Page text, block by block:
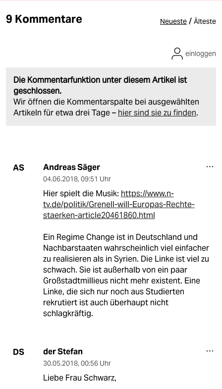
9 Kommentare Neueste / Älteste
Die Kommentarfunktion unter diesem Artikel ist
geschlossen.
Wir öffnen die Kommentarspalte bei ausgewählten
Artikeln für etwa drei Tage – hier sind sie zu finden.
einloggen
AS Andreas Säger
04.06.2018, 09:51 Uhr
Hier spielt die Musik: https://www.n-
tv.de/politik/Grenell-will-Europas-Rechte-
staerken-article20461860.html
Ein Regime Change ist in Deutschland und
Nachbarstaaten wahrscheinlich viel einfacher
zu realisieren als in Syrien. Die Linke ist viel zu
schwach. Sie ist außerhalb von ein paar
Großstadtmillieus nicht mehr existent. Eine
Linke, die sich nur noch aus Studierten
rekrutiert ist auch überhaupt nicht
schlagkräftig.
DS der Stefan
30.05.2018, 00:56 Uhr
Liebe Frau Schwarz,